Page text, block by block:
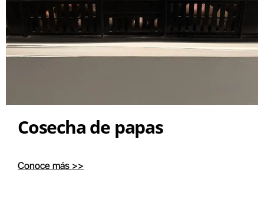
Cosecha de papas
Conoce más >>